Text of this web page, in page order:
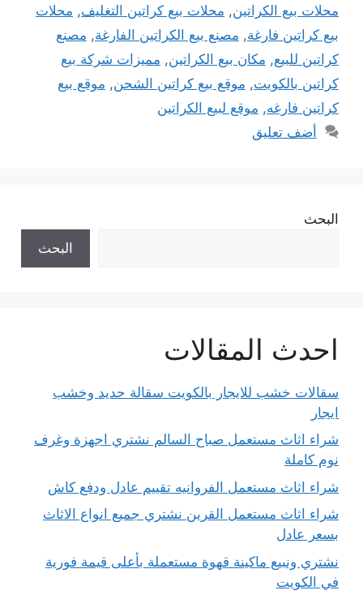
محلات بيع الكراتين, محلات بيع كراتين التغليف, محلات
بيع كراتين فارغة, مصنع بيع الكراتين الفارغة, مصنع
كراتين للبيع, مكان بيع الكراتين, مميزات شركة بيع
كراتين بالكويت, موقع بيع كراتين الشحن, موقع بيع
كراتين فارغه, موقع لبيع الكراتين
أضف تعليق
البحث
البحث
احدث المقالات
سقالات خشب للايجار بالكويت سقالة حديد وخشب
ايجار
شراء اثاث مستعمل صباح السالم نشتري اجهزة وغرف
نوم كاملة
شراء اثاث مستعمل الفروانيه تقييم عادل ودفع كاش
شراء اثاث مستعمل القرين نشتري جميع انواع الاثاث
بسعر عادل
نشتري ونبيع ماكينة قهوة مستعملة بأعلى قيمة فورية
في الكويت